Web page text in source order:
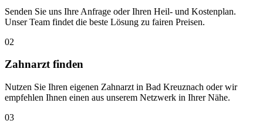
Senden Sie uns Ihre Anfrage oder Ihren Heil- und Kostenplan.
Unser Team findet die beste Lösung zu fairen Preisen.
02
Zahnarzt finden
Nutzen Sie Ihren eigenen Zahnarzt in Bad Kreuznach oder wir
empfehlen Ihnen einen aus unserem Netzwerk in Ihrer Nähe.
03